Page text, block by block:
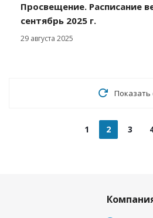
Просвещение. Расписание
сентябрь 2025 г.
29 августа 2025
1 2 3